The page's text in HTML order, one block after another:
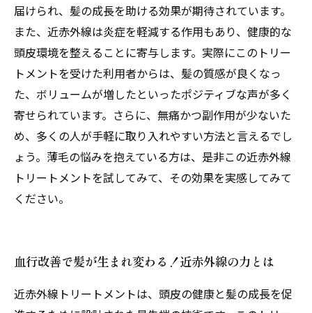
メントの未来
届けられ、髪の成長を助ける効果が期待されています。
また、近赤外線は炎症を軽減する作用もあり、健康的な
頭皮環境を整えることに寄与します。実際にこのトリー
トメントを受けた利用者からは、髪の質感が良くなっ
た、ボリュームが増したといったポジティブな声が多く
寄せられています。さらに、無痛かつ副作用が少ないた
め、多くの人が手軽に取り入れやすい方法と言えるでし
ょう。薄毛の悩みを抱えている方は、是非この近赤外線
トリートメントを試してみて、その効果を実感してみて
ください。
血行改善で髪が生まれ変わる！近赤外線の力とは
近赤外線トリートメントは、頭皮の健康と髪の成長を促